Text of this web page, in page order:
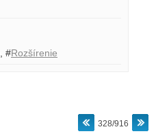
#Rozšírenie
328/916